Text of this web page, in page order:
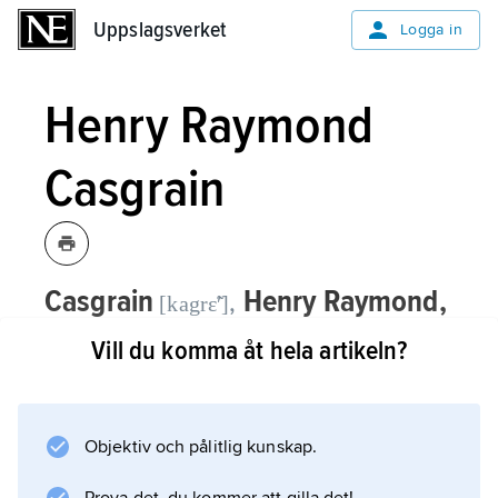
Uppslagsverket Logga in
Henry Raymond
Casgrain
Casgrain [kagrɛ̃ʹ], Henry Raymond,
1831–1904, kanadensisk historiker och
litteraturkritiker.
ledande franskspråkiga kulturpersonerna i
Vill du komma åt hela artikeln?
Objektiv och pålitlig kunskap.